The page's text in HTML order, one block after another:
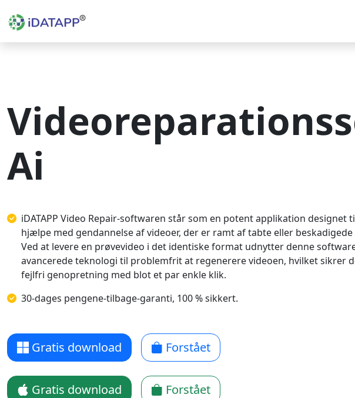
Ai
iDATAPP Video Repair-softwaren står som en potent applikation designet
hjælpe med gendannelse af videoer, der er ramt af tabte eller beskadigede
Ved at levere en prøvevideo i det identiske format udnytter denne
avancerede teknologi til problemfrit at regenerere videoen, hvilket sikrer
fejlfri genopretning med blot et par enkle klik.
30-dages pengene-tilbage-garanti, 100 % sikkert.
Gratis download Forstået
Gratis download Forstået